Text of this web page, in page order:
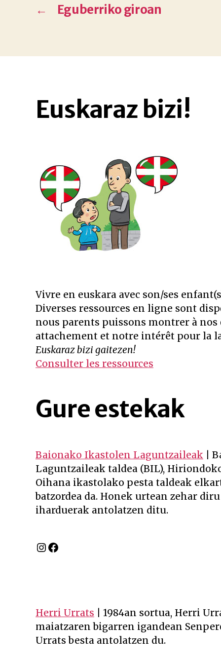
← Eguberriko giroan
Euskaraz bizi!
Vivre en euskara avec son/ses
Diverses ressources en ligne sont
nous parents puissons montrer à
attachement et notre intérêt pour la
Euskaraz bizi gaitezen!
Consulter les ressources
Gure estekak
Baionako Ikastolen Laguntzaileak |
Laguntzaileak taldea (BIL),
Oihana ikastolako pesta taldeak
batzordea da. Honek urtean zehar
iharduerak antolatzen ditu.
Instagram
Facebook
Herri Urrats | 1984an sortua, Herri
maiatzaren bigarren igandean
Urrats besta antolatzen du.